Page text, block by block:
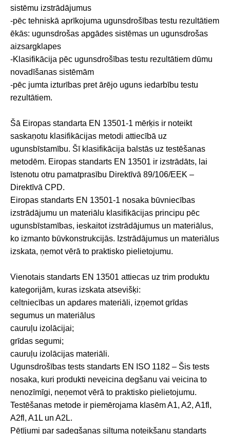
sistēmu izstrādājumus
-pēc tehniskā aprīkojuma ugunsdrošības testu rezultātiem
ēkās: ugunsdrošas apgādes sistēmas un ugunsdrošas
aizsargklapes
-Klasifikācija pēc ugunsdrošības testu rezultātiem dūmu
novadīšanas sistēmām
-pēc jumta izturības pret ārējo uguns iedarbību testu
rezultātiem.
Šā Eiropas standarta EN 13501-1 mērķis ir noteikt
saskaņotu klasifikācijas metodi attiecībā uz
ugunsbīstamību. Šī klasifikācija balstās uz testēšanas
metodēm. Eiropas standarts EN 13501 ir izstrādāts, lai
īstenotu otru pamatprasību Direktīvā 89/106/EEK –
Direktīvā CPD.
Eiropas standarts EN 13501-1 nosaka būvniecības
izstrādājumu un materiālu klasifikācijas principu pēc
ugunsbīstamības, ieskaitot izstrādājumus un materiālus,
ko izmanto būvkonstrukcijās. Izstrādājumus un materiālus
izskata, ņemot vērā to praktisko pielietojumu.
Vienotais standarts EN 13501 attiecas uz trim produktu
kategorijām, kuras izskata atsevišķi:
celtniecības un apdares materiāli, izņemot grīdas
segumus un materiālus
cauruļu izolācijai;
grīdas segumi;
cauruļu izolācijas materiāli.
Ugunsdrošības tests standarts EN ISO 1182 – Šis tests
nosaka, kuri produkti neveicina degšanu vai veicina to
nenozīmīgi, neņemot vērā to praktisko pielietojumu.
Testēšanas metode ir piemērojama klasēm A1, A2, A1fl,
A2fl, A1L un A2L.
Pētījumi par sadegšanas siltuma noteikšanu standarts